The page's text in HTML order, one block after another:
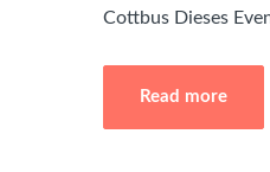
Cottbus Dieses
Read more